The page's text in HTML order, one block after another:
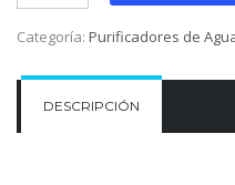
cantidad
Categoría: Purificadores de
DESCRIPCIÓN